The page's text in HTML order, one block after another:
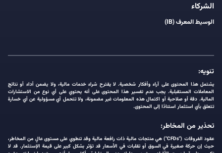
الشركاء
الوسيط المعرف (IB)
تنويه:
يشتمل هذا المحتوى على آراء وأفكار شخصية. لا يقترح شراء خدمات مالية، ولا يضمن أداء أو نتائج
المعاملات المستقبلية. يجب عدم تفسير هذا المحتوى على أنه يحتوي على أي نوع من الاستشارات
المالية. دقة أو صلاحية أو اكتمال هذه المعلومات غير مضمونة، ولا تتحمل أي مسؤولية عن أي خسارة
تتعلق بأي استثمار استنادًا إلى المحتوى.
تحذير من المخاطر:
عقود الفروقات ("CFDs") هي منتجات مالية ذات رافعة مالية وقد تنطوي على مستوى عالٍ من المخاطر،
حيث إن حركة صغيرة في السوق أو تقلبات في الأسعار قد تؤثر بشكل كبير على قيمة الإستثمار. قد لا